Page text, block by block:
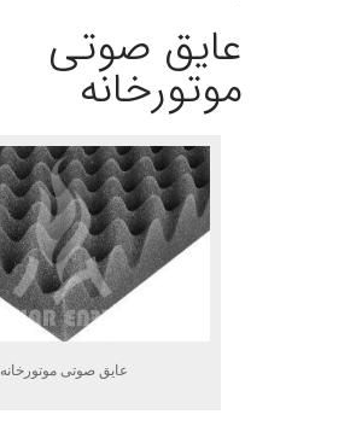
عایق صوتی
موتورخانه
عایق صوتی موتورخانه